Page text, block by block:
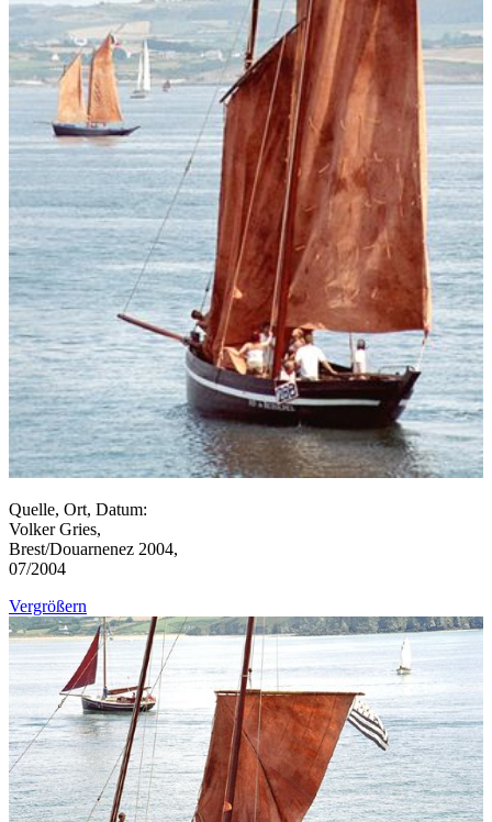
Quelle, Ort, Datum:
Volker Gries,
Brest/Douarnenez 2004,
07/2004
Vergrößern